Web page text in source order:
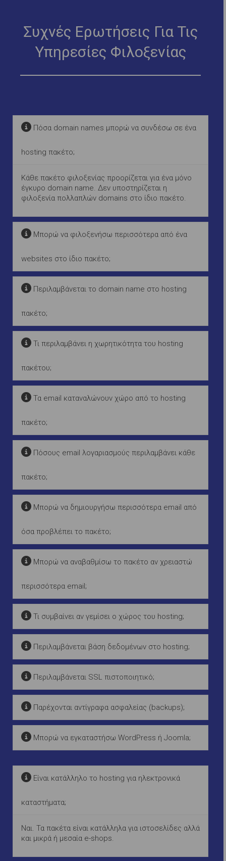
Συχνές Ερωτήσεις Για Τις
Υπηρεσίες Φιλοξενίας
Πόσα domain names μπορώ να συνδέσω σε ένα
hosting πακέτο;
Κάθε πακέτο φιλοξενίας προορίζεται για ένα μόνο
έγκυρο domain name. Δεν υποστηρίζεται η
φιλοξενία πολλαπλών domains στο ίδιο πακέτο.
Μπορώ να φιλοξενήσω περισσότερα από ένα
websites στο ίδιο πακέτο;
Περιλαμβάνεται το domain name στο hosting
πακέτο;
Τι περιλαμβάνει η χωρητικότητα του hosting
πακέτου;
Τα email καταναλώνουν χώρο από το hosting
πακέτο;
Πόσους email λογαριασμούς περιλαμβάνει κάθε
πακέτο;
Μπορώ να δημιουργήσω περισσότερα email από
όσα προβλέπει το πακέτο;
Μπορώ να αναβαθμίσω το πακέτο αν χρειαστώ
περισσότερα email;
Τι συμβαίνει αν γεμίσει ο χώρος του hosting;
Περιλαμβάνεται βάση δεδομένων στο hosting;
Περιλαμβάνεται SSL πιστοποιητικό;
Παρέχονται αντίγραφα ασφαλείας (backups);
Μπορώ να εγκαταστήσω WordPress ή Joomla;
Είναι κατάλληλο το hosting για ηλεκτρονικά
καταστήματα;
Ναι. Τα πακέτα είναι κατάλληλα για ιστοσελίδες αλλά
και μικρά ή μεσαία e-shops.